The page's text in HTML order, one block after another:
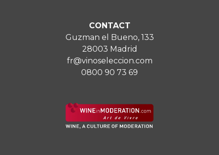
CONTACT
Guzman el Bueno, 133
28003 Madrid
fr@vinoseleccion.com
0800 90 73 69